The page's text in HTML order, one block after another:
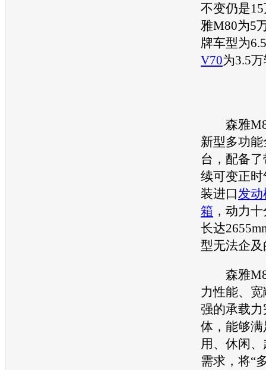
不变仍是
雅M80为5
牌车型为
V70为3.5
森雅
新型多功
台，配备
续可变正
装进口发动
箱 ，动力
长达
型无法企
森雅
力性能、
强的承载
体，能够
用、休闲
需求，将“